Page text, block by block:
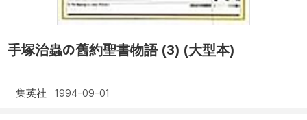
手塚治蟲の舊約聖書物語 (3) (大型本)
集英社 1994-09-01